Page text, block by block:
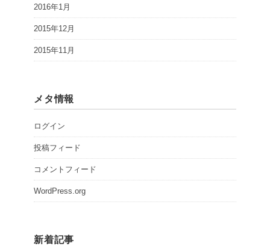
2016年1月
2015年12月
2015年11月
メタ情報
ログイン
投稿フィード
コメントフィード
WordPress.org
新着記事